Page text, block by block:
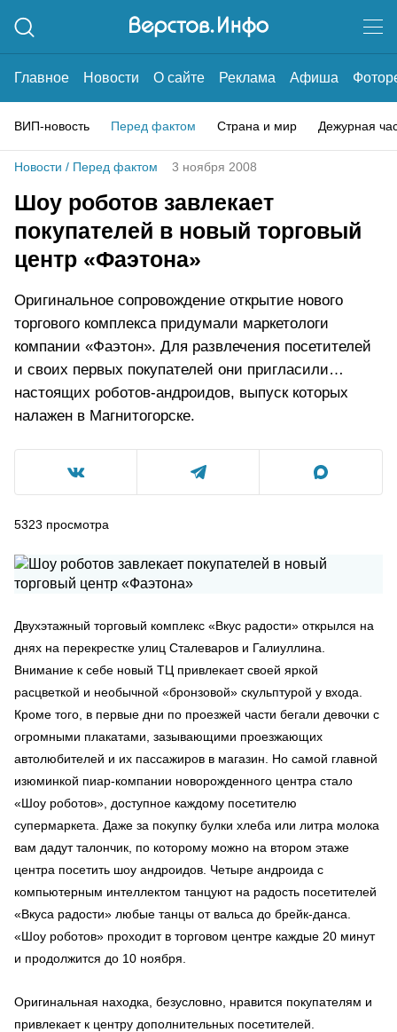
Главное Новости О сайте Реклама Афиша
ВИП-новость Перед фактом Страна и мир Дежурная
Новости / Перед фактом 3 ноября 2008
Шоу роботов завлекает
покупателей в новый торговый
центр «Фаэтона»
Оригинальное сопровождение открытие нового
торгового комплекса придумали маркетологи
компании «Фаэтон». Для развлечения посетителей
и своих первых покупателей они пригласили…
настоящих роботов-андроидов, выпуск которых
налажен в Магнитогорске.
5323 просмотра
Двухэтажный торговый комплекс «Вкус радости» открылся на
днях на перекрестке улиц Сталеваров и Галиуллина.
Внимание к себе новый ТЦ привлекает своей яркой
расцветкой и необычной «бронзовой» скульптурой у входа.
Кроме того, в первые дни по проезжей части бегали девочки с
огромными плакатами, зазывающими проезжающих
автолюбителей и их пассажиров в магазин. Но самой главной
изюминкой пиар-компании новорожденного центра стало
«Шоу роботов», доступное каждому посетителю
супермаркета. Даже за покупку булки хлеба или литра молока
вам дадут талончик, по которому можно на втором этаже
центра посетить шоу андроидов. Четыре андроида с
компьютерным интеллектом танцуют на радость посетителей
«Вкуса радости» любые танцы от вальса до брейк-данса.
«Шоу роботов» проходит в торговом центре каждые 20 минут
и продолжится до 10 ноября.
Оригинальная находка, безусловно, нравится покупателям и
привлекает к центру дополнительных посетителей.